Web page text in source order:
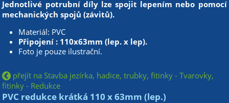
Jednotlivé potrubní díly lze spojit lepením nebo pomocí
mechanických spojů (závitů).
Materiál: PVC
Připojení : 110x63mm (lep. x lep).
Foto je pouze ilustrační.
přejít na Stavba jezírka, hadice, trubky, fitinky - Tvarovky,
fitinky - Redukce
PVC redukce krátká 110 x 63mm (lep.)